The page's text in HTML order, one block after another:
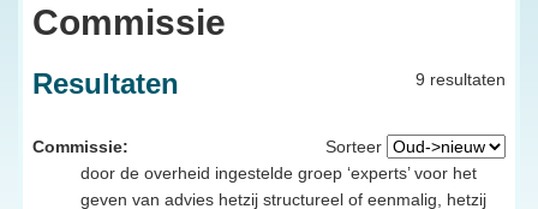
Commissie
9 resultaten
Resultaten
Sorteer
Commissie:
door de overheid ingestelde groep ‘experts’ voor het
geven van advies hetzij structureel of eenmalig, hetzij